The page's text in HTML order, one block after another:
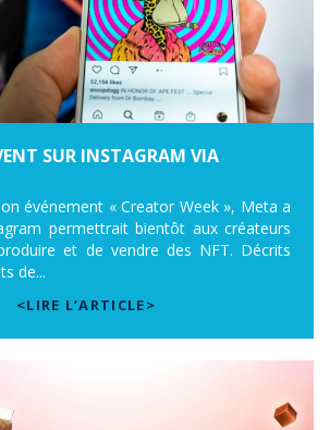
SUR INSTAGRAM VIA
événement « Creator Week », Meta a
permettrait bientôt aux créateurs
et de vendre des NFT. Décrits
de...
<LIRE L’ARTICLE>